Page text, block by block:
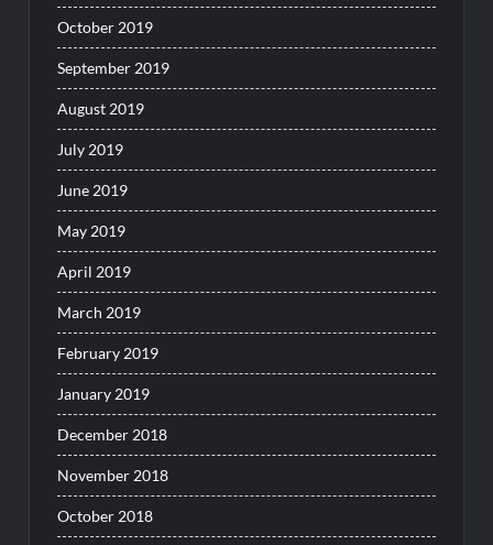
October 2019
September 2019
August 2019
July 2019
June 2019
May 2019
April 2019
March 2019
February 2019
January 2019
December 2018
November 2018
October 2018